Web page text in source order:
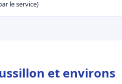
le service)
et environs